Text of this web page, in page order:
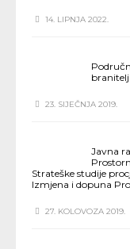
14. LIPNJA 2022.
23. SIJEČNJA 2019.
Javna
Strateške studije
Izmjena i dopuna
27. KOLOVOZA 2019.